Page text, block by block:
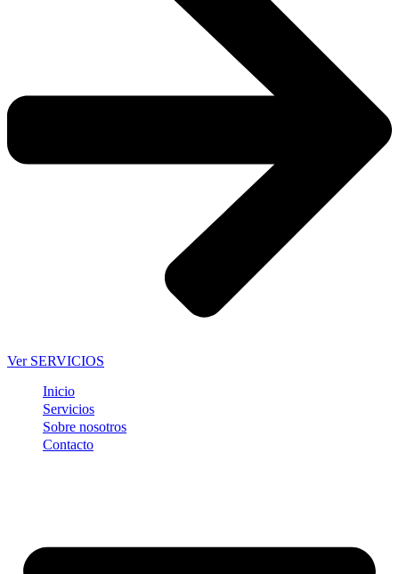
Ver SERVICIOS
Inicio
Servicios
Sobre nosotros
Contacto